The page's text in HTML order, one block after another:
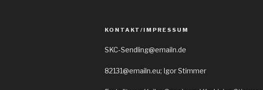
KONTAKT/IMPRESSUM
SKC-Sendling@emailn.de
82131@emailn.eu; Igor Stimmer